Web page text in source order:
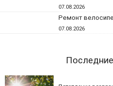
07.08.2026
Ремонт
07.08.2026